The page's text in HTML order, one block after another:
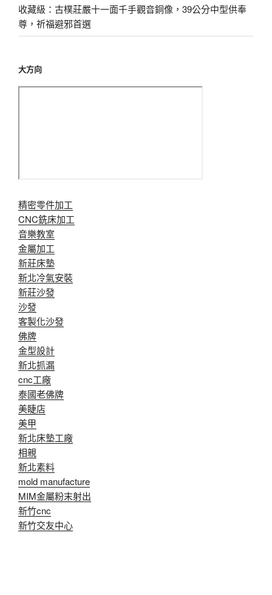
收藏級：古樸莊嚴十一面千手觀音銅像，39公分中型供奉
尊，祈福避邪首選
大方向
精密零件加工
CNC銑床加工
音樂教室
金屬加工
新莊床墊
新北冷氣安裝
新莊沙發
沙發
客製化沙發
佛牌
金型設計
新北抓漏
cnc工廠
泰國老佛牌
美睫店
美甲
新北床墊工廠
相親
新北素料
mold manufacture
MIM金屬粉末射出
新竹cnc
新竹交友中心